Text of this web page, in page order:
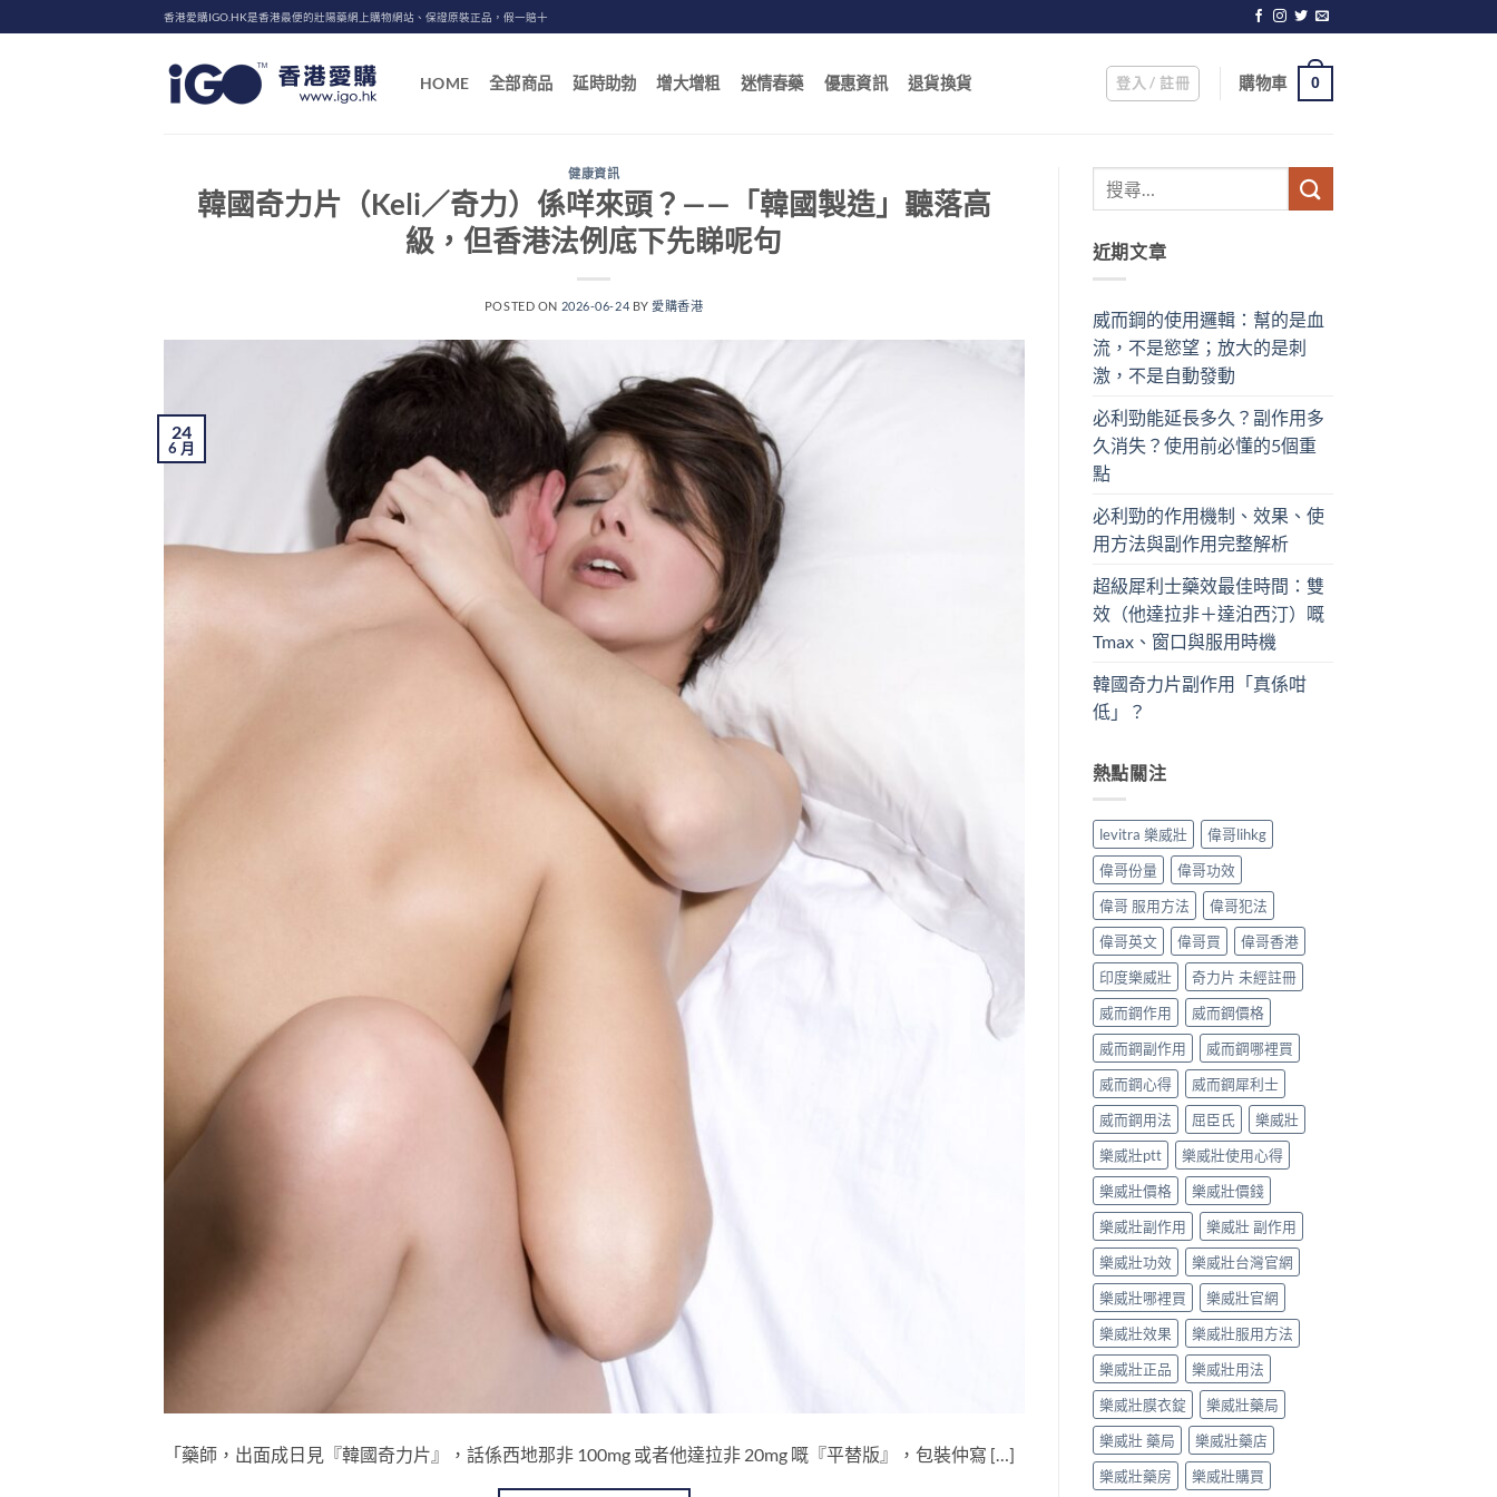
to
香港愛購IGO.HK是香港最便的壯陽藥網上購物網站、保證原裝正品，假一賠十
HOME 全部商品 延時助勃 增大增粗 迷情春藥 優惠資訊 退貨換貨 登入 / 註冊 購物車 0
健康資訊
韓國奇力片（Keli／奇力）係咩來頭？——「韓國製造」聽落高
級，但香港法例底下先睇呢句
POSTED ON 2026-06-24 BY愛購香港
24
6 月
「藥師，出面成日見『韓國奇力片』，話係西地那非 100mg​ 或者他達拉非 20mg​ 嘅『平替版』，包裝仲寫 […]
近期文章
威而鋼的使用邏輯：幫的是血
流，不是慾望；放大的是刺
激，不是自動發動
必利勁能延長多久？副作用多
久消失？使用前必懂的5個重
點
必利勁的作用機制、效果、使
用方法與副作用完整解析
超級犀利士藥效最佳時間：雙
效（他達拉非＋達泊西汀）嘅
Tmax、窗口與服用時機
韓國奇力片副作用「真係咁
低」？
熱點關注
levitra 樂威壯
偉哥lihkg
偉哥份量
偉哥功效
偉哥 服用方法
偉哥犯法
偉哥英文
偉哥買
偉哥香港
印度樂威壯
奇力片 未經註冊
威而鋼作用
威而鋼價格
威而鋼副作用
威而鋼哪裡買
威而鋼心得
威而鋼犀利士
威而鋼用法
屈臣氏
樂威壯
樂威壯ptt
樂威壯使用心得
樂威壯價格
樂威壯價錢
樂威壯副作用
樂威壯 副作用
樂威壯功效
樂威壯台灣官網
樂威壯哪裡買
樂威壯官網
樂威壯效果
樂威壯服用方法
樂威壯正品
樂威壯用法
樂威壯膜衣錠
樂威壯藥局
樂威壯 藥局
樂威壯藥店
樂威壯藥房
樂威壯購買